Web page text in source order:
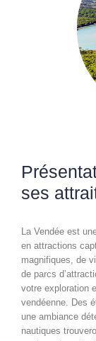
ses
La Vendée est
en attractions
magnifiques, de
de parcs
votre exploration
vendéenne. Des
une ambiance
nautiques